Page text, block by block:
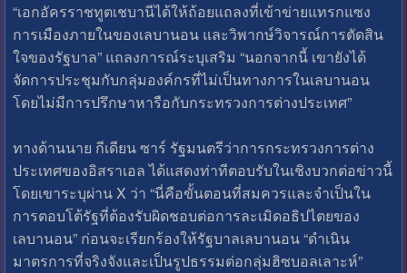
“เอกอัครราชทูตเชบานีได้ให้ถ้อยแถลงที่เข้าข่ายแทรกแซง
การเมืองภายในของเลบานอน และวิพากษ์วิจารณ์การตัดสิน
ใจของรัฐบาล” แถลงการณ์ระบุเสริม “นอกจากนี้ เขายังได้
จัดการประชุมกับกลุ่มองค์กรที่ไม่เป็นทางการในเลบานอน
โดยไม่มีการปรึกษาหารือกับกระทรวงการต่างประเทศ”
ทางด้านนาย กีเดียน ซาร์ รัฐมนตรีว่าการกระทรวงการต่าง
ประเทศของอิสราเอล ได้แสดงท่าทีตอบรับในเชิงบวกต่อข่าวนี้
โดยเขาระบุผ่าน X ว่า “นี่คือขั้นตอนที่สมควรและจำเป็นใน
การตอบโต้รัฐที่ต้องรับผิดชอบต่อการละเมิดอธิปไตยของ
เลบานอน” ก่อนจะเรียกร้องให้รัฐบาลเลบานอน “ดำเนิน
มาตรการที่จริงจังและเป็นรูปธรรมต่อกลุ่มฮิซบอลเลาะห์”